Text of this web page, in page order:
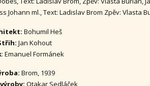
Johann ml., Text: Ladislav Brom Zpěv: Vlasta
Bohumil Heš
Jan Kohout
: Emanuel Formánek
Brom, 1939
Otakar Sedláček